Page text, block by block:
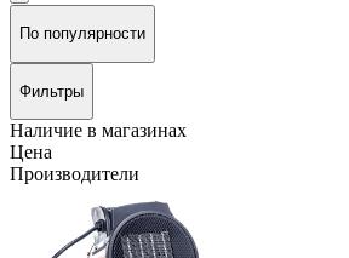
По популярности
Фильтры
Наличие в магазинах
Цена
Производители